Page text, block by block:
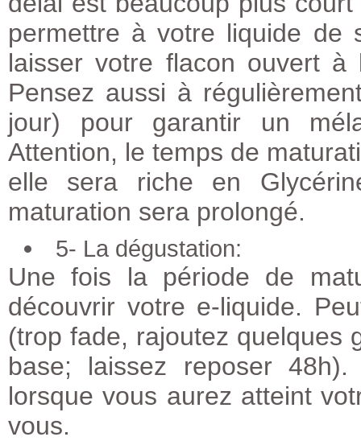
permettre à votre liquide de
laisser votre flacon ouvert
Pensez aussi à
jour) pour garantir un
Attention, le temps de
elle sera riche en
maturation sera prolongé.
5- La dégustation:
Une fois la période de
découvrir votre e-liquide.
(trop fade, rajoutez quelques
base; laissez reposer
lorsque vous aurez atteint
vous.